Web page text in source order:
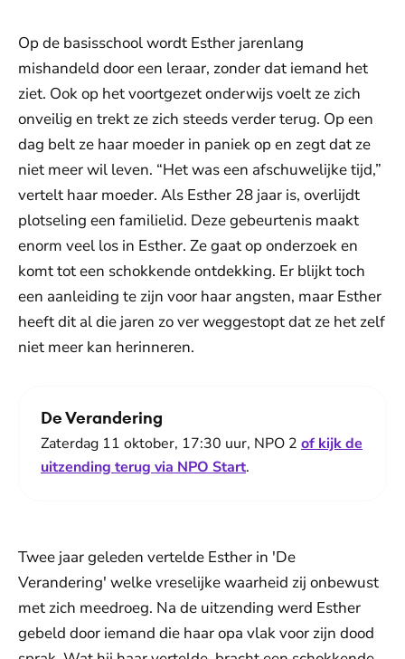
Op de basisschool wordt Esther jarenlang
mishandeld door een leraar, zonder dat iemand het
ziet. Ook op het voortgezet onderwijs voelt ze zich
onveilig en trekt ze zich steeds verder terug. Op een
dag belt ze haar moeder in paniek op en zegt dat ze
niet meer wil leven. “Het was een afschuwelijke tijd,”
vertelt haar moeder. Als Esther 28 jaar is, overlijdt
plotseling een familielid. Deze gebeurtenis maakt
enorm veel los in Esther. Ze gaat op onderzoek en
komt tot een schokkende ontdekking. Er blijkt toch
een aanleiding te zijn voor haar angsten, maar Esther
heeft dit al die jaren zo ver weggestopt dat ze het zelf
niet meer kan herinneren.
De Verandering
Zaterdag 11 oktober, 17:30 uur, NPO 2 of kijk de
uitzending terug via NPO Start.
Twee jaar geleden vertelde Esther in 'De
Verandering' welke vreselijke waarheid zij onbewust
met zich meedroeg. Na de uitzending werd Esther
gebeld door iemand die haar opa vlak voor zijn dood